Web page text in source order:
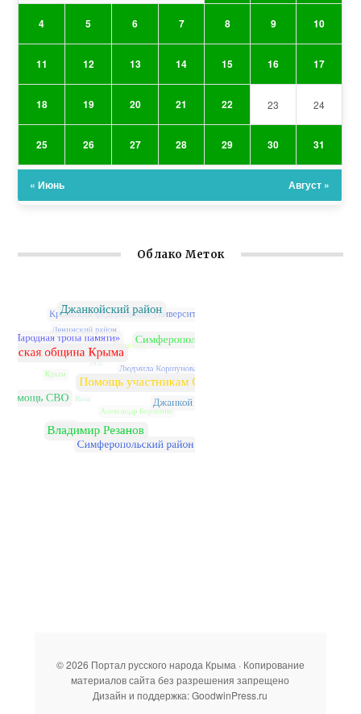
4 5 6 7 8 9 10
11 12 13 14 15 16 17
18 19 20 21 22 23 24
25 26 27 28 29 30 31
« Июнь Август »
Облако Меток
© 2026 Портал русского народа Крыма · Копирование
материалов сайта без разрешения запрещено
Дизайн и поддержка: GoodwinPress.ru